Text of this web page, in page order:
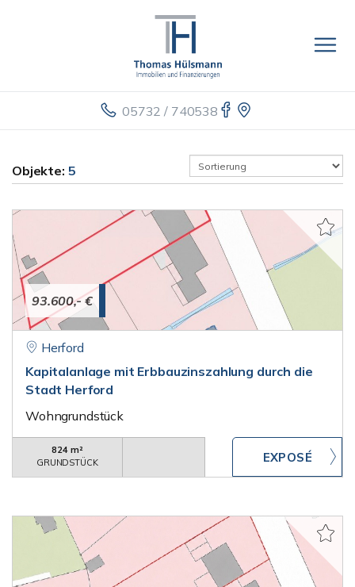
05732 / 740538
Objekte: 5
93.600,- €
Herford
Kapitalanlage mit Erbbauzinszahlung durch die
Stadt Herford
Wohngrundstück
824 m²
GRUNDSTÜCK